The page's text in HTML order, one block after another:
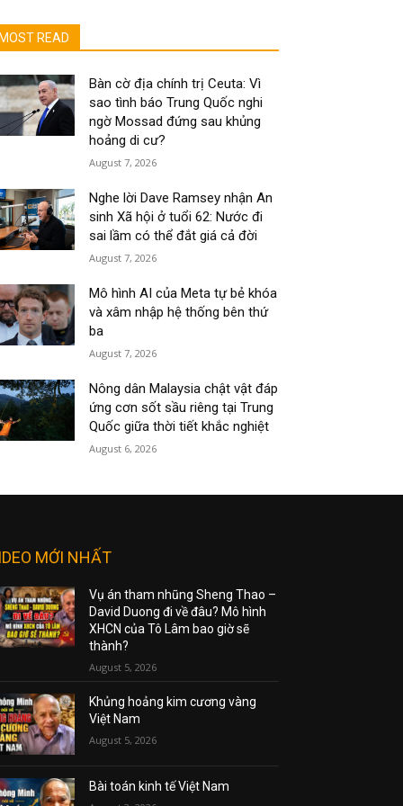
MOST READ
Bàn cờ địa chính trị Ceuta: Vì
sao tình báo Trung Quốc nghi
ngờ Mossad đứng sau khủng
hoảng di cư?
August 7, 2026
Nghe lời Dave Ramsey nhận An
sinh Xã hội ở tuổi 62: Nước đi
sai lầm có thể đắt giá cả đời
August 7, 2026
Mô hình AI của Meta tự bẻ khóa
và xâm nhập hệ thống bên thứ
ba
August 7, 2026
Nông dân Malaysia chật vật đáp
ứng cơn sốt sầu riêng tại Trung
Quốc giữa thời tiết khắc nghiệt
August 6, 2026
MỚI NHẤT
Vụ án tham nhũng Sheng Thao –
David Duong đi về đâu? Mô hình
XHCN của Tô Lâm bao giờ sẽ
thành?
August 5, 2026
Khủng hoảng kim cương vàng
Việt Nam
August 5, 2026
Bài toán kinh tế Việt Nam